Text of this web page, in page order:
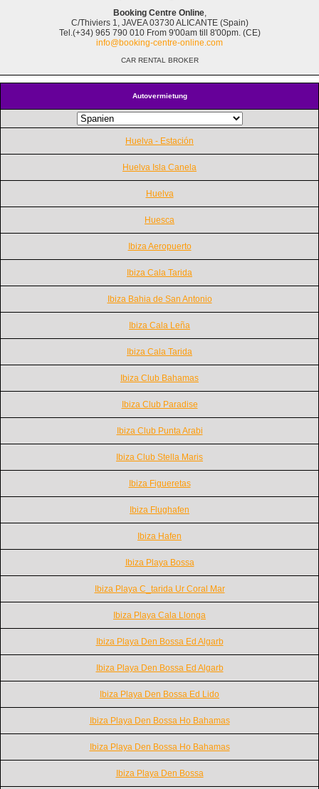
Autovermietung
Huelva - Estación
Huelva Isla Canela
Huelva
Huesca
Ibiza Aeropuerto
Ibiza Cala Tarida
Ibiza Bahia de San Antonio
Ibiza Cala Leña
Ibiza Cala Tarida
Ibiza Club Bahamas
Ibiza Club Paradise
Ibiza Club Punta Arabi
Ibiza Club Stella Maris
Ibiza Figueretas
Ibiza Flughafen
Ibiza Hafen
Ibiza Playa Bossa
Ibiza Playa C_tarida Ur Coral Mar
Ibiza Playa Cala Llonga
Ibiza Playa Den Bossa Ed Algarb
Ibiza Playa Den Bossa Ed Algarb
Ibiza Playa Den Bossa Ed Lido
Ibiza Playa Den Bossa Ho Bahamas
Ibiza Playa Den Bossa Ho Bahamas
Ibiza Playa Den Bossa
Booking Centre Online,
C/Thiviers 1, JAVEA 03730 ALICANTE (Spain)
Tel.(+34) 965 790 010 From 9'00am till 8'00pm. (CE)
info@booking-centre-online.com
CAR RENTAL BROKER